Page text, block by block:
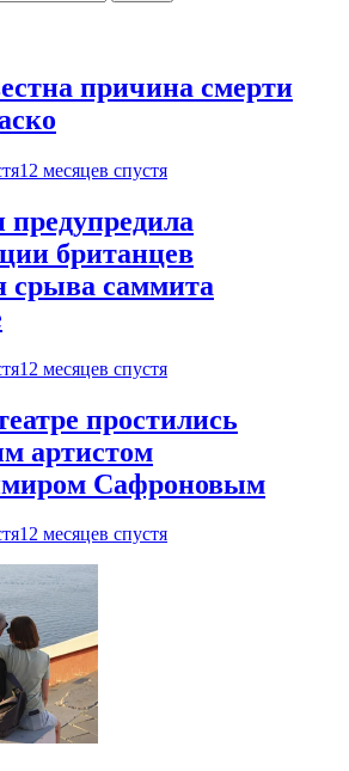
причина смерти
12 месяцев спустя
британцев
срыва саммита
12 месяцев спустя
простились
артистом
Сафроновым
12 месяцев спустя